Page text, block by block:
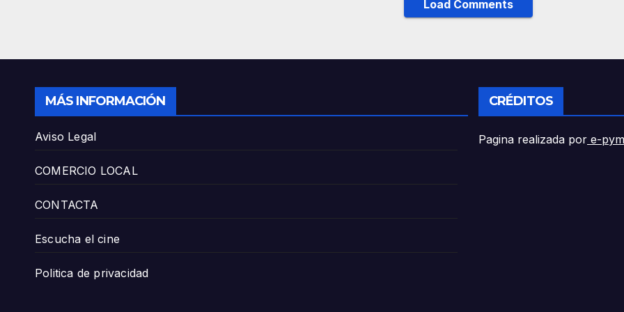
Load Comments
MÁS INFORMACIÓN
Aviso Legal
COMERCIO LOCAL
CONTACTA
Escucha el cine
Politica de privacidad
CRÉDITOS
Pagina realizada por e-